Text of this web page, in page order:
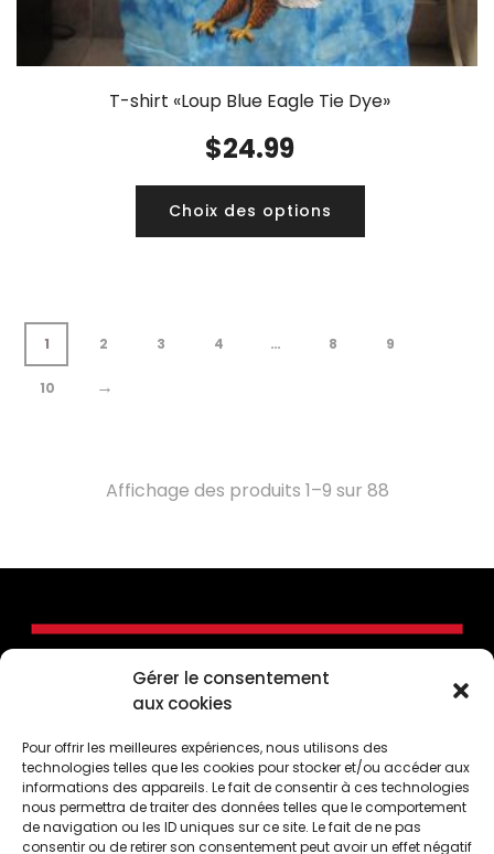
Gérer le consentement
aux cookies
Pour offrir les meilleures expériences, nous utilisons des
technologies telles que les cookies pour stocker et/ou accéder aux
informations des appareils. Le fait de consentir à ces technologies
nous permettra de traiter des données telles que le comportement
de navigation ou les ID uniques sur ce site. Le fait de ne pas
consentir ou de retirer son consentement peut avoir un effet négatif
T-shirt «Loup Blue Eagle Tie Dye»
$24.99
Choix des options
1 2 3 4 … 8 9
10 →
Affichage des produits 1–9 sur 88